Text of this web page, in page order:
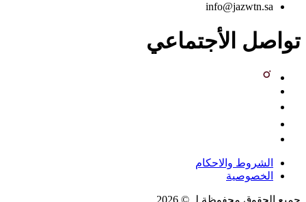
info@jazwtn.sa
تواصل الأجتماعي
الشروط والاحكام
الخصوصية